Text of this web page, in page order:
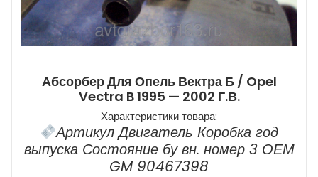
Абсорбер Для Опель Вектра Б / Opel
Vectra B 1995 — 2002 Г.в.
Характеристики товара:
Артикул Двигатель Коробка год
выпуска Состояние бу вн. номер 3 ОЕМ
GM 90467398